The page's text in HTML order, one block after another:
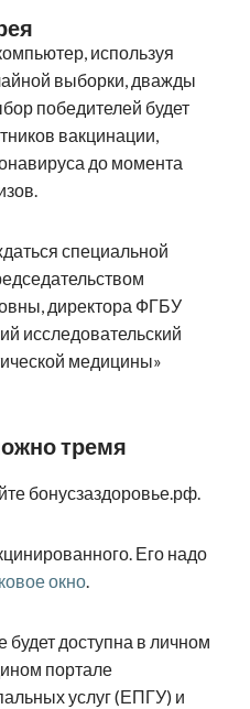
используя
выборки, дважды
победителей будет
вакцинации,
до момента
специальной
директора ФГБУ
исследовательский
медицины»
тремя
бонусзаздоровье.рф.
Его надо
окно.
доступна в личном
портале
услуг (ЕПГУ) и